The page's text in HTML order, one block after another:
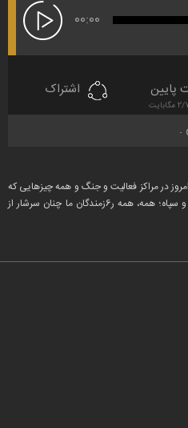
00:00
پایین اشتراک
در مراکز فعالیت و جنگ و همه چیزهایی که
برای کشور مفید است، مشغول فعالیت هستند. امروز آن چنان سرشار از ایمانند این سپاه پاسداران و این پرسنل ژاندارمری و ارتش و سپاه؛ همه، همه ر6زمندگان ما چنان سرشار از